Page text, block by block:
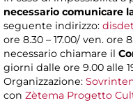
necessario comunicare
seguente indirizzo:
ore 8.30 – 17.00/ ven. ore
necessario chiamare il
giorni dalle ore 9.00 alle
Organizzazione:
con Zètema Progetto